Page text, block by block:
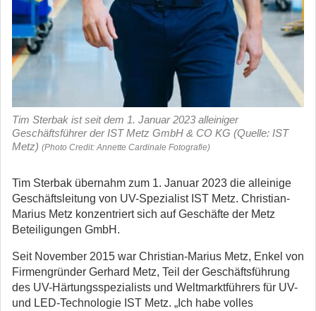
Tim Sterbak ist seit dem 1. Januar 2023 alleiniger
Geschäftsführer der IST Metz GmbH & CO KG (Quelle: IST
Metz) (Photo Credit: Annette Cardinale Fotografie)
Tim Sterbak übernahm zum 1. Januar 2023 die alleinige
Geschäftsleitung von UV-Spezialist IST Metz. Christian-
Marius Metz konzentriert sich auf Geschäfte der Metz
Beteiligungen GmbH.
Seit November 2015 war Christian-Marius Metz, Enkel von
Firmengründer Gerhard Metz, Teil der Geschäftsführung
des UV-Härtungsspezialists und Weltmarktführers für UV-
und LED-Technologie IST Metz. „Ich habe volles